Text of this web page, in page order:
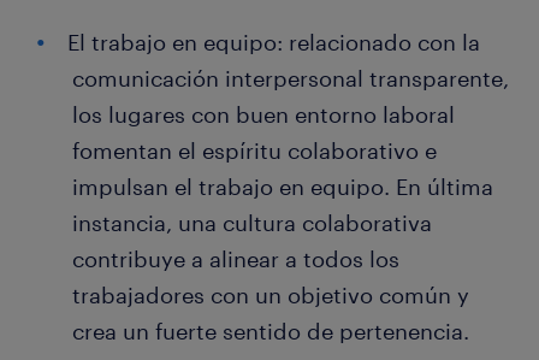
El trabajo en equipo: relacionado con la
comunicación interpersonal transparente,
los lugares con buen entorno laboral
fomentan el espíritu colaborativo e
impulsan el trabajo en equipo. En última
instancia, una cultura colaborativa
contribuye a alinear a todos los
trabajadores con un objetivo común y
crea un fuerte sentido de pertenencia.